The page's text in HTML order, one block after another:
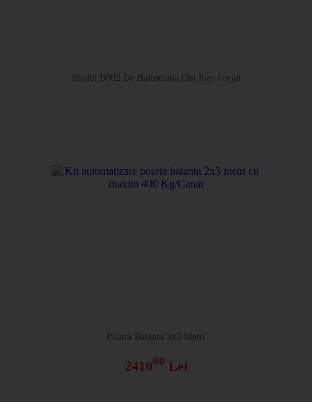
Model B002 De Balustrada Din Fier Forjat
Poarta Batanta 2x3 Metri
241000 Lei